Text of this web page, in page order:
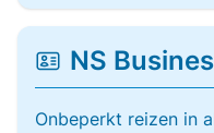
NS
Onbeperkt reizen in